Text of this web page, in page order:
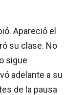
Apareció el
su clase. No
sigue
adelante a su
de la pausa